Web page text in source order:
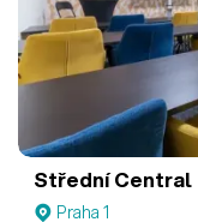
Střední Central
Praha 1